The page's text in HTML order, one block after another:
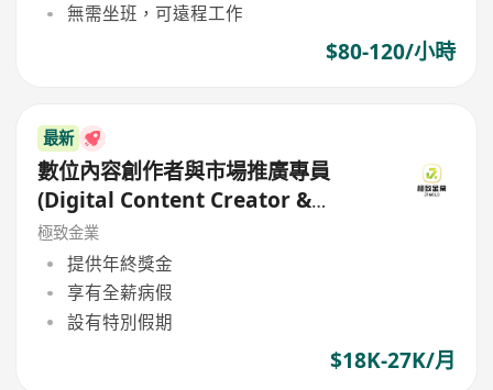
無需坐班，可遠程工作
$80-120/小時
最新
數位內容創作者與市場推廣專員
(Digital Content Creator &
Marketing Specialist)
極致金業
提供年終獎金
享有全薪病假
設有特別假期
$18K-27K/月